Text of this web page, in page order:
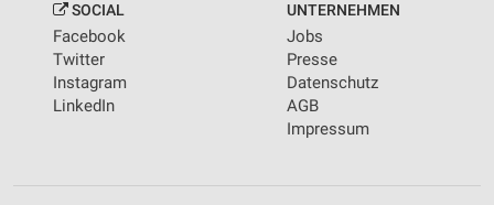
SOCIAL
Facebook
Twitter
Instagram
LinkedIn
UNTERNEHMEN
Jobs
Presse
Datenschutz
AGB
Impressum